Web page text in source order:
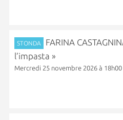
STONDA
FARINA
l’impasta »
Mercredi 25 novembre 2026 à 18h00